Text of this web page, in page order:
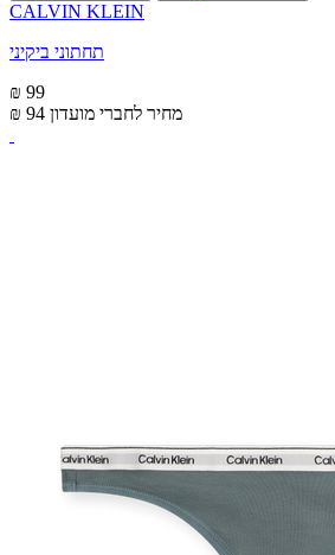
CALVIN KLEIN
תחתוני ביקיני
₪ 99
₪ 94 מחיר לחברי מועדון